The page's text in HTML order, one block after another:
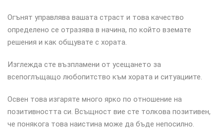
Огънят управлява вашата страст и това качество
определено се отразява в начина, по който вземате
решения и как общувате с хората.
Изглежда сте възпламени от усещането за
всепоглъщащо любопитство към хората и ситуациите.
Освен това изгаряте много ярко по отношение на
позитивността си. Всъщност вие сте толкова позитивен,
че понякога това наистина може да бъде непосилно.